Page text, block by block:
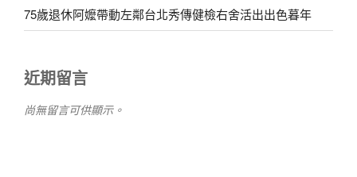
75歲退休阿嬤帶動左鄰台北秀傳健檢右舍活出出色暮年
近期留言
尚無留言可供顯示。